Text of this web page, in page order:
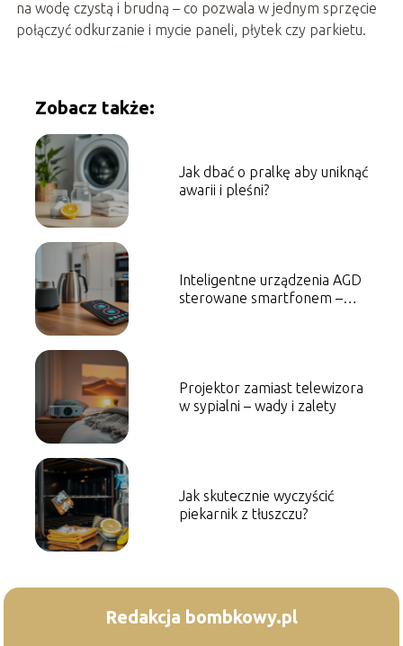
na wodę czystą i brudną – co pozwala w jednym sprzęcie
połączyć odkurzanie i mycie paneli, płytek czy parkietu.
Zobacz także:
Jak dbać o pralkę aby uniknąć
awarii i pleśni?
Inteligentne urządzenia AGD
sterowane smartfonem –
Projektor zamiast telewizora
w sypialni – wady i zalety
Jak skutecznie wyczyścić
piekarnik z tłuszczu?
Redakcja bombkowy.pl